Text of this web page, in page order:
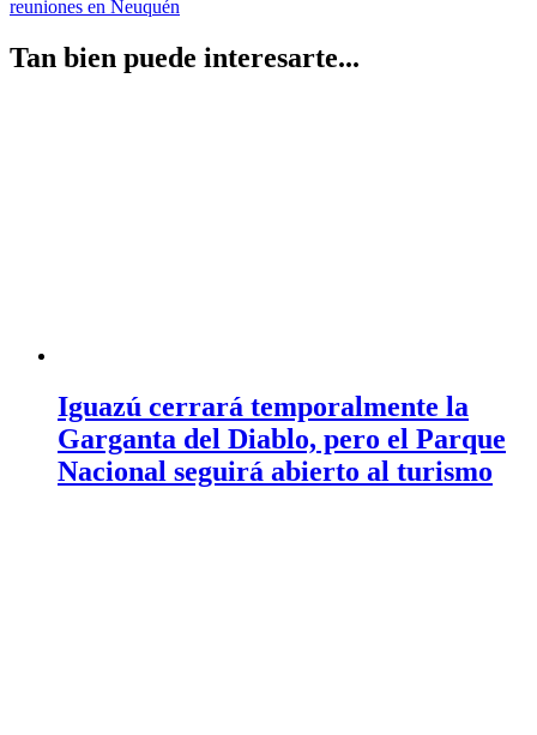
entradas
reuniones en Neuquén
Tan bien puede interesarte...
Iguazú cerrará temporalmente la
Garganta del Diablo, pero el Parque
Nacional seguirá abierto al turismo